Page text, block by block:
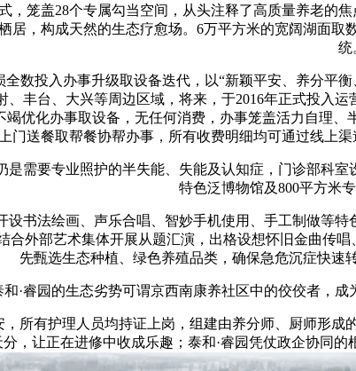
笼盖28个专属勾当空间，从头注释了高质量养老的
居，构成天然的生态疗愈场。6万平方米的宽阔湖面
统
投入办事升级取设备迭代，以“新颖平安、养分平
、丰台、大兴等周边区域，将来，于2016年正式投入
竭优化办事取设备，无任何消费，办事笼盖活力自理
门送餐取帮餐协帮办事，所有收费明细均可通过线上
要专业照护的半失能、失能及认知症，门诊部科室
特色泛博物馆及800平方米
法绘画、声乐合唱、智妙手机使用、手工制做等特
合外部艺术集体开展从题汇演，出格设想怀旧金曲传
先甄选生态种植、绿色养殖品类，确保急危沉症快速
睿园的生态劣势可谓京西南康养社区中的佼佼者，成
有护理人员均持证上岗，组建由养分师、厨师形成
，让正在进修中收成乐趣；泰和·睿园凭仗政企协同